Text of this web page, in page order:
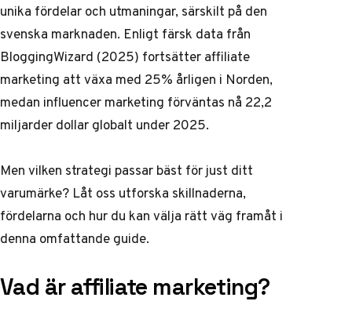
unika fördelar och utmaningar, särskilt på den
svenska marknaden. Enligt färsk data från
BloggingWizard (2025) fortsätter affiliate
marketing att växa med 25% årligen i Norden,
medan influencer marketing förväntas nå 22,2
miljarder dollar globalt under 2025.
Men vilken strategi passar bäst för just ditt
varumärke? Låt oss utforska skillnaderna,
fördelarna och hur du kan välja rätt väg framåt i
denna omfattande guide.
Vad är affiliate marketing?